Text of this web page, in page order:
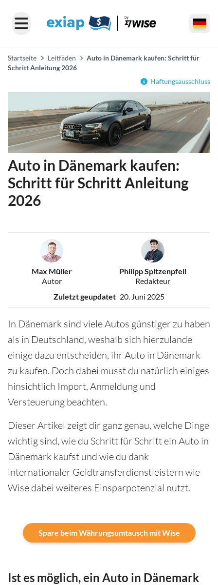
Startseite Leitfäden
Auto in Dänemark kaufen: Schritt für
Schritt Anleitung 2026
Haftungsausschluss
Auto in Dänemark kaufen:
Schritt für Schritt Anleitung
2026
Max Müller
Autor
Philipp Spitzenpfeil
Redakteur
Zuletzt geupdatet 20. Juni 2025
In Dänemark sind viele Autos günstiger zu haben
als in Deutschland, weshalb sich hierzulande
einige dazu entscheiden, ihr Auto in Dänemark
zu kaufen. Doch dabei musst du natürlich einiges
hinsichtlich Import, Anmeldung und
Versteuerung beachten.
Dieser Artikel zeigt dir ganz genau, welche Dinge
wichtig sind, wie du Schritt für Schritt ein Auto in
Dänemark kaufst und wie du dank
internationaler Geldtransferdienstleistern wie
Wise dabei weiteres Einsparpotenzial nutzt.
Spare beim Währungsumtausch mit Wise
Ist es möglich, ein Auto in Dänemark